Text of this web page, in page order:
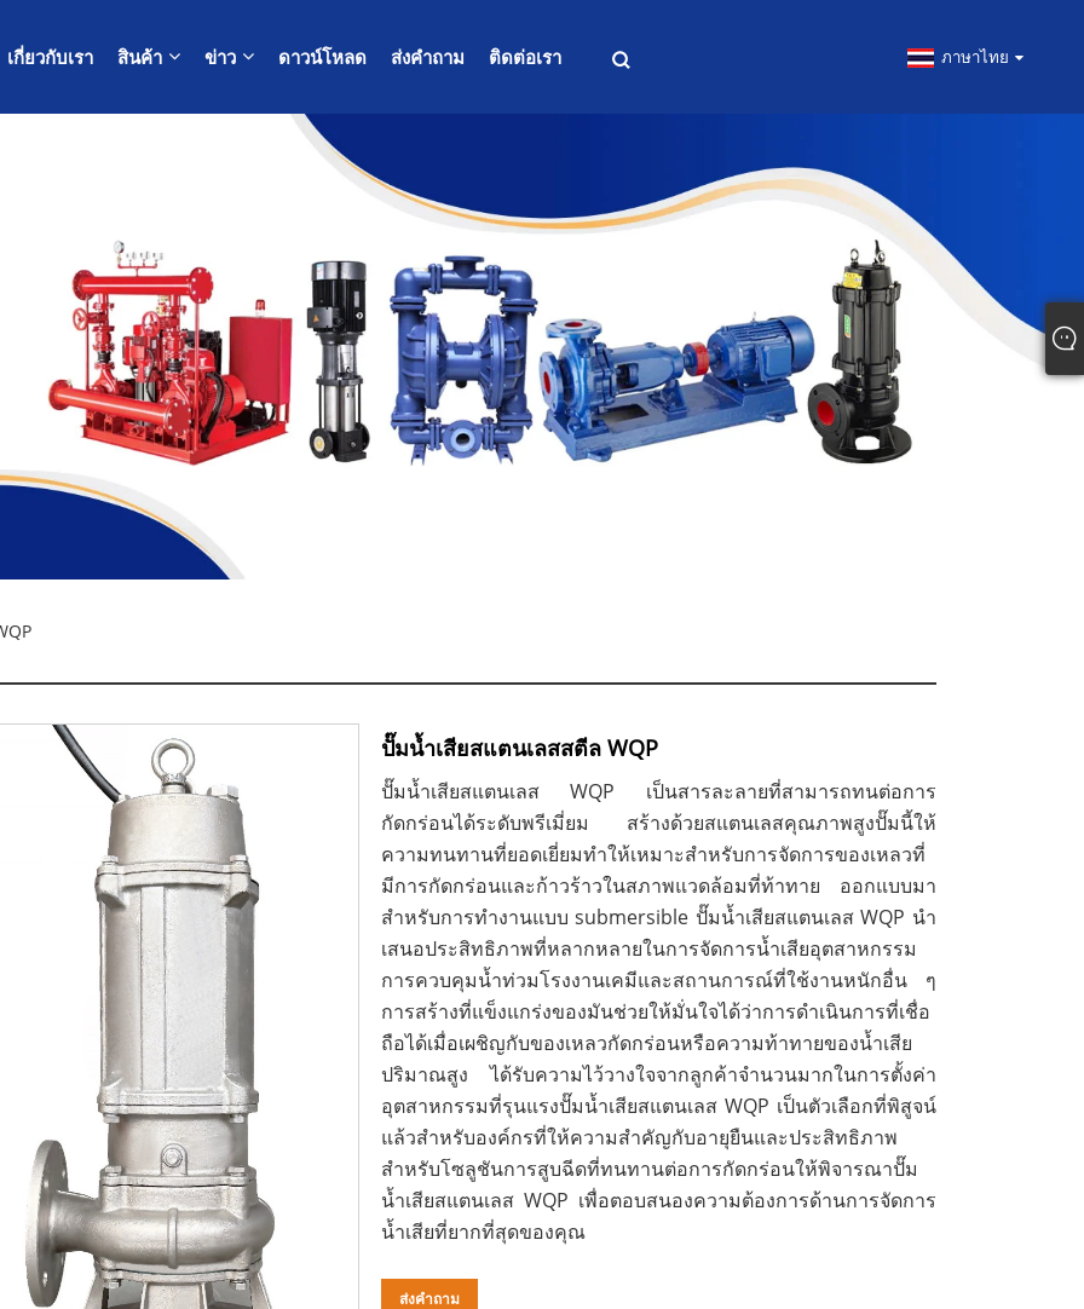
เกี่ยวกับเรา สินค้า ข่าว ดาวน์โหลด ส่งคำถาม ติดต่อเรา ภาษาไทย
ปั๊มน้ำเสียสแตนเลสสตีล WQP
ปั๊มน้ำเสียสแตนเลส WQP เป็นสารละลายที่สามารถทนต่อการ
กัดกร่อนได้ระดับพรีเมี่ยม สร้างด้วยสแตนเลสคุณภาพสูงปั๊มนี้ให้
ความทนทานที่ยอดเยี่ยมทำให้เหมาะสำหรับการจัดการของเหลวที่
มีการกัดกร่อนและก้าวร้าวในสภาพแวดล้อมที่ท้าทาย ออกแบบมา
สำหรับการทำงานแบบ submersible ปั๊มน้ำเสียสแตนเลส WQP นำ
เสนอประสิทธิภาพที่หลากหลายในการจัดการน้ำเสียอุตสาหกรรม
การควบคุมน้ำท่วมโรงงานเคมีและสถานการณ์ที่ใช้งานหนักอื่น ๆ
การสร้างที่แข็งแกร่งของมันช่วยให้มั่นใจได้ว่าการดำเนินการที่เชื่อ
ถือได้เมื่อเผชิญกับของเหลวกัดกร่อนหรือความท้าทายของน้ำเสีย
ปริมาณสูง ได้รับความไว้วางใจจากลูกค้าจำนวนมากในการตั้งค่า
อุตสาหกรรมที่รุนแรงปั๊มน้ำเสียสแตนเลส WQP เป็นตัวเลือกที่พิสูจน์
แล้วสำหรับองค์กรที่ให้ความสำคัญกับอายุยืนและประสิทธิภาพ
สำหรับโซลูชันการสูบฉีดที่ทนทานต่อการกัดกร่อนให้พิจารณาปั๊ม
น้ำเสียสแตนเลส WQP เพื่อตอบสนองความต้องการด้านการจัดการ
น้ำเสียที่ยากที่สุดของคุณ
ส่งคำถาม